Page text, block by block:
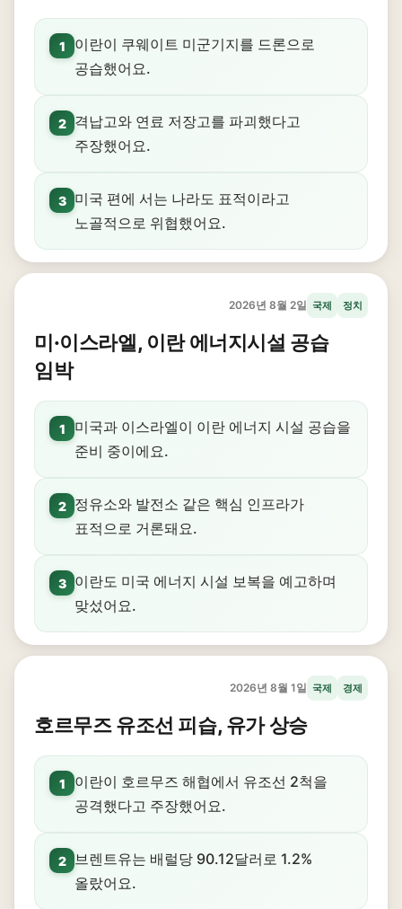
1
이란이 쿠웨이트 미군기지를 드론으로
공습했어요.
2
격납고와 연료 저장고를 파괴했다고
주장했어요.
3
미국 편에 서는 나라도 표적이라고
노골적으로 위협했어요.
2026년 8월 2일 국제 정치
미·이스라엘, 이란 에너지시설 공습
임박
1
미국과 이스라엘이 이란 에너지 시설 공습을
준비 중이에요.
2
정유소와 발전소 같은 핵심 인프라가
표적으로 거론돼요.
3
이란도 미국 에너지 시설 보복을 예고하며
맞섰어요.
2026년 8월 1일 국제 경제
호르무즈 유조선 피습, 유가 상승
1
이란이 호르무즈 해협에서 유조선 2척을
공격했다고 주장했어요.
2
브렌트유는 배럴당 90.12달러로 1.2%
올랐어요.